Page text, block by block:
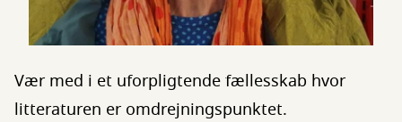
Vær med i et uforpligtende fællesskab hvor
litteraturen er omdrejningspunktet.